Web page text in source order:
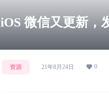
iOS 微信又更新，
资源 21年8月24日 0